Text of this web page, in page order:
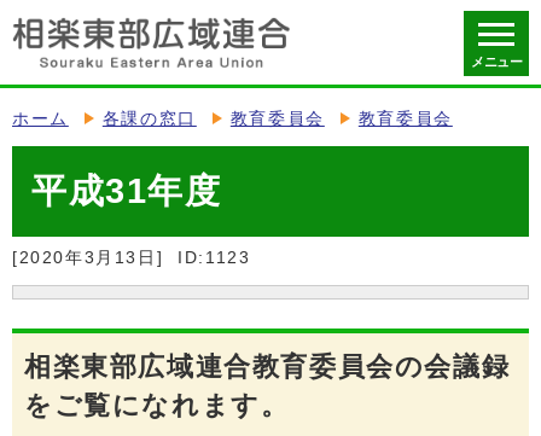
メニュー
ホーム 各課の窓口 教育委員会 教育委員会
平成31年度
[2020年3月13日] ID:1123
相楽東部広域連合教育委員会の会議録
をご覧になれます。